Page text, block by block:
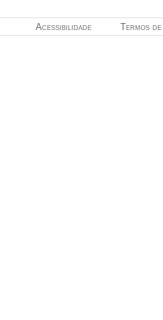
Termos
Acessibilidade